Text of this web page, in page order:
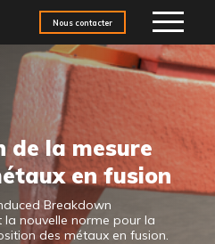
Nous contacter
la mesure
en fusion
Breakdown
nouvelle norme pour la
des métaux en fusion.